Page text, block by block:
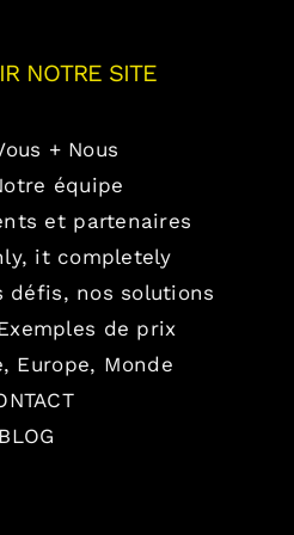
NOTRE SITE
+ Nous
équipe
et partenaires
it completely
défis, nos solutions
de prix
Europe, Monde
BLOG